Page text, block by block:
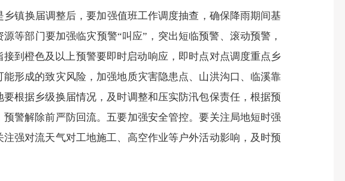
镇换届调整后，要加强值班工作调度抽查，确保降雨期间基
等部门要加强临灾预警“叫应”，突出短临预警、滚动预警，
到橙色及以上预警要即时启动响应，即时点对点调度重点乡
形成的致灾风险，加强地质灾害隐患点、山洪沟口、临溪靠
根据乡级换届情况，及时调整和压实防汛包保责任，根据预
警解除前严防回流。五要加强安全管控。要关注局地短时强
强对流天气对工地施工、高空作业等户外活动影响，及时预